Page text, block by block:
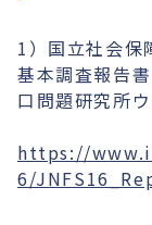
1）国立社会保
基本調査報告
口問題研究所
https://
6/